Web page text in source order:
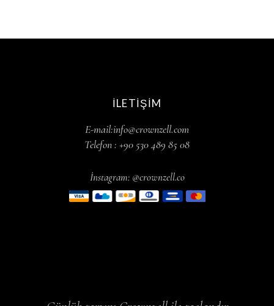
İLETIŞIM
E-mail:info@crownzell.com
Telefon : +90 530 489 85 08
İnstagram: @crownzell.co